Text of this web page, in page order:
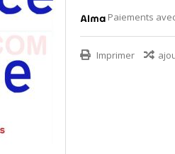
Paiements
Imprimer